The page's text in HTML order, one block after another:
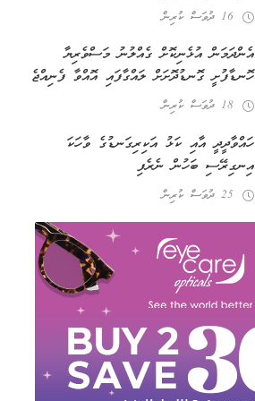
16 ދުވަސް ކުރިން
އެންދަމަން އުޅެނިކޮށް ގެއްލުނު މަސްވެރިޔާ
ހޮނޑާފުށީ ގޮނޑުދޮށަށް ލައްގާފައި އޮއްވާ ފެނިއްޖެ
18 ދުވަސް ކުރިން
ހައްވާދީދީ އާއި ކަޅު އަކިރިގަނޑުގެ ވާހަކަ
އިނގިރޭސި ބަހުން ނެރެފި
25 ދުވަސް ކުރިން